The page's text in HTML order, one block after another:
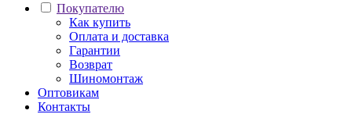
Покупателю
Как купить
Оплата и доставка
Гарантии
Возврат
Шиномонтаж
Оптовикам
Контакты